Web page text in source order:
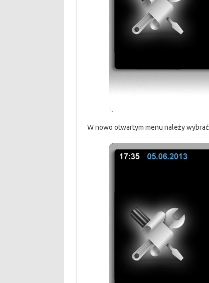
W nowo otwartym menu należy wybrać